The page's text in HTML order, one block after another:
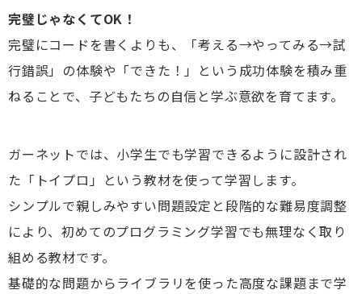
完璧じゃなくてOK！
完璧にコードを書くよりも、「考える→やってみる→試
行錯誤」の体験や「できた！」という成功体験を積み重
ねることで、子どもたちの自信と学ぶ意欲を育てます。
ガーネットでは、小学生でも学習できるように設計され
た「トイプロ」という教材を使って学習します。
シンプルで親しみやすい問題設定と段階的な難易度調整
により、初めてのプログラミング学習でも無理なく取り
組める教材です。
基礎的な問題からライブラリを使った高度な課題まで学